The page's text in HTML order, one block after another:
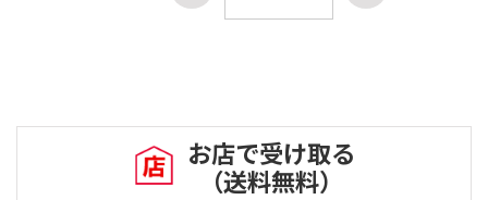
お店で受け取る
（送料無料）